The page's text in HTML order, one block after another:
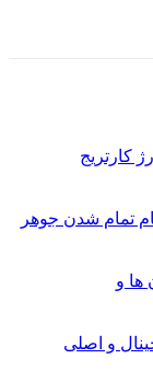
کارتریج
تمام شدن جوهر
ها و
و اصلی